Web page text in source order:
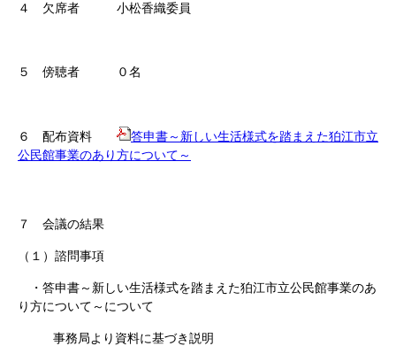
４ 欠席者 小松香織委員
５ 傍聴者 ０名
６ 配布資料
答申書～新しい生活様式を踏まえた狛江市立
公民館事業のあり方について～
７ 会議の結果
（１）諮問事項
・答申書～新しい生活様式を踏まえた狛江市立公民館事業のあ
り方について～について
事務局より資料に基づき説明